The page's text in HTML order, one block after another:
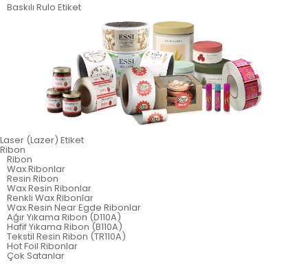
Baskılı Rulo Etiket
Laser (Lazer) Etiket
Ribon
Ribon
Wax Ribonlar
Resin Ribon
Wax Resin Ribonlar
Renkli Wax Ribonlar
Wax Resin Near Egde Ribonlar
Ağır Yıkama Ribon (D110A)
Hafif Yıkama Ribon (B110A)
Tekstil Resin Ribon (TR110A)
Hot Foil Ribonlar
Çok Satanlar